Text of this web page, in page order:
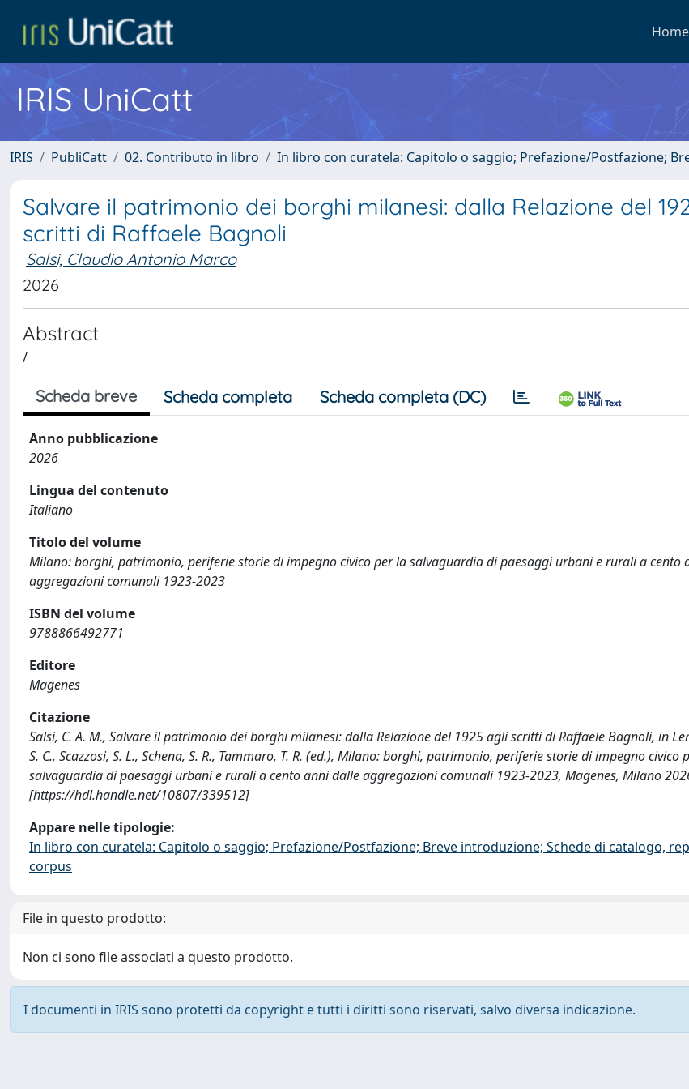
Home
IRIS UniCatt
IRIS PubliCatt 02. Contributo in libro In libro con curatela: Capitolo o saggio; Prefazione/Postfazione;
Salvare il patrimonio dei borghi milanesi: dalla Relazione del
scritti di Raffaele Bagnoli
Salsi, Claudio Antonio Marco
2026
Abstract
/
Scheda breve Scheda completa Scheda completa (DC)
Anno pubblicazione
2026
Lingua del contenuto
Italiano
Titolo del volume
Milano: borghi, patrimonio, periferie storie di impegno civico per la salvaguardia di paesaggi urbani e rurali a cento
aggregazioni comunali 1923-2023
ISBN del volume
9788866492771
Editore
Magenes
Citazione
Salsi, C. A. M., Salvare il patrimonio dei borghi milanesi: dalla Relazione del 1925 agli scritti di Raffaele Bagnoli, in
S. C., Scazzosi, S. L., Schena, S. R., Tammaro, T. R. (ed.), Milano: borghi, patrimonio, periferie storie di impegno civico
salvaguardia di paesaggi urbani e rurali a cento anni dalle aggregazioni comunali 1923-2023, Magenes, Milano
[https://hdl.handle.net/10807/339512]
Appare nelle tipologie:
In libro con curatela: Capitolo o saggio; Prefazione/Postfazione; Breve introduzione; Schede di catalogo,
corpus
File in questo prodotto:
Non ci sono file associati a questo prodotto.
I documenti in IRIS sono protetti da copyright e tutti i diritti sono riservati, salvo diversa indicazione.